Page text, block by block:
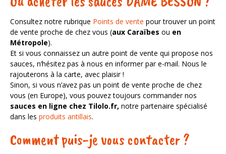
Consultez notre rubrique Points de vente pour trouver un point
de vente proche de chez vous (aux Caraïbes ou en
Métropole).
Et si vous connaissez un autre point de vente qui propose nos
sauces, n’hésitez pas à nous en informer par e-mail. Nous le
rajouterons à la carte, avec plaisir !
Sinon, si vous n’avez pas un point de vente proche de chez
vous (en Europe), vous pouvez toujours commander nos
sauces en ligne chez Tilolo.fr, notre partenaire spécialisé
dans les produits antillais.
Comment puis-je vous contacter ?